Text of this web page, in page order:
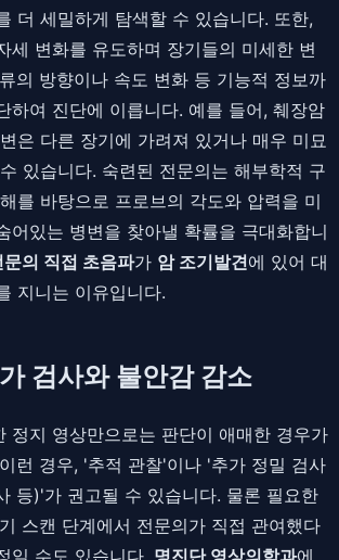
더 세밀하게 탐색할 수 있습니다. 또한,
세 변화를 유도하며 장기들의 미세한 변
의 방향이나 속도 변화 등 기능적 정보까
하여 진단에 이릅니다. 예를 들어, 췌장암
은 다른 장기에 가려져 있거나 매우 미묘
있습니다. 숙련된 전문의는 해부학적 구
를 바탕으로 프로브의 각도와 압력을 미
어있는 병변을 찾아낼 확률을 극대화합니
문의 직접 초음파가 암 조기발견에 있어 대
지니는 이유입니다.
검사와 불안감 감소
정지 영상만으로는 판단이 애매한 경우가
런 경우, '추적 관찰'이나 '추가 정밀 검사
등)'가 권고될 수 있습니다. 물론 필요한
스캔 단계에서 전문의가 직접 관여했다
일 수도 있습니다. 명진단 영상의학과에